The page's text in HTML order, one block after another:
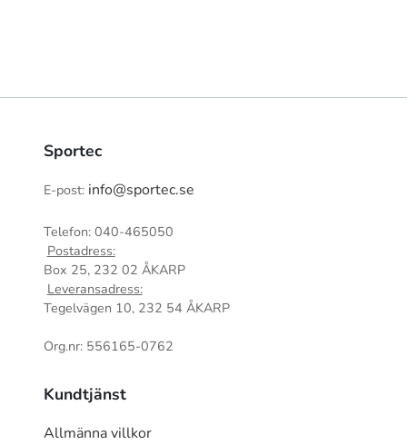
Sportec
E-post: info@sportec.se
Telefon: 040-465050
Postadress:
Box 25, 232 02 ÅKARP
Leveransadress:
Tegelvägen 10, 232 54 ÅKARP
Org.nr: 556165-0762
Kundtjänst
Allmänna villkor